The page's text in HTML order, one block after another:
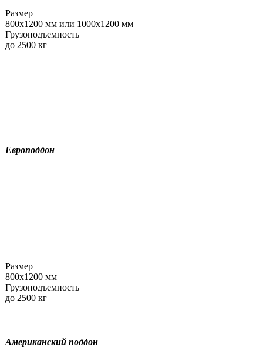
Размер
800х1200 мм или 1000х1200 мм
Грузоподъемность
до 2500 кг
Европоддон
Размер
800х1200 мм
Грузоподъемность
до 2500 кг
Американский поддон